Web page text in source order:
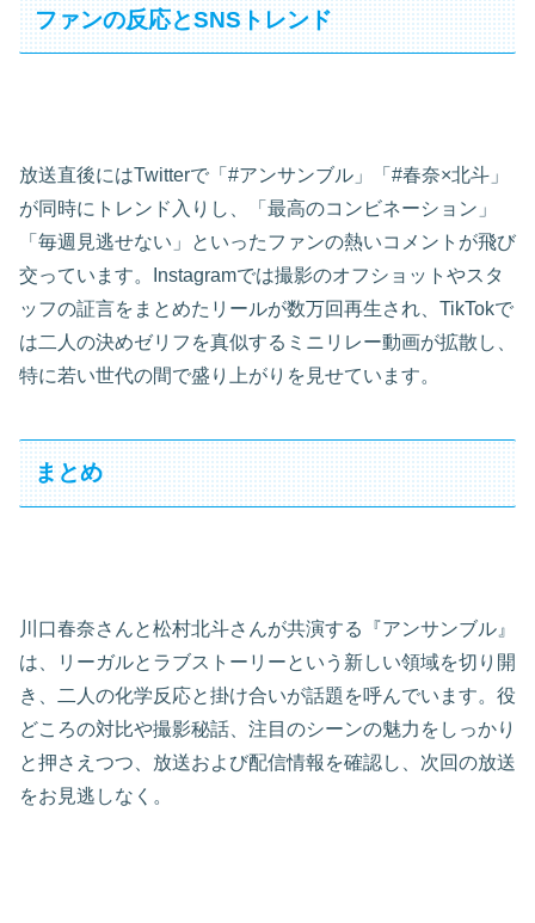
ファンの反応とSNSトレンド
放送直後にはTwitterで「#アンサンブル」「#春奈×北斗」
が同時にトレンド入りし、「最高のコンビネーション」
「毎週見逃せない」といったファンの熱いコメントが飛び
交っています。Instagramでは撮影のオフショットやスタ
ッフの証言をまとめたリールが数万回再生され、TikTokで
は二人の決めゼリフを真似するミニリレー動画が拡散し、
特に若い世代の間で盛り上がりを見せています。
まとめ
川口春奈さんと松村北斗さんが共演する『アンサンブル』
は、リーガルとラブストーリーという新しい領域を切り開
き、二人の化学反応と掛け合いが話題を呼んでいます。役
どころの対比や撮影秘話、注目のシーンの魅力をしっかり
と押さえつつ、放送および配信情報を確認し、次回の放送
をお見逃しなく。